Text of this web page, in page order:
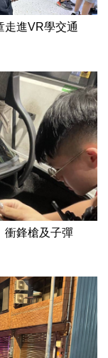
進VR學交通
鋒槍及子彈